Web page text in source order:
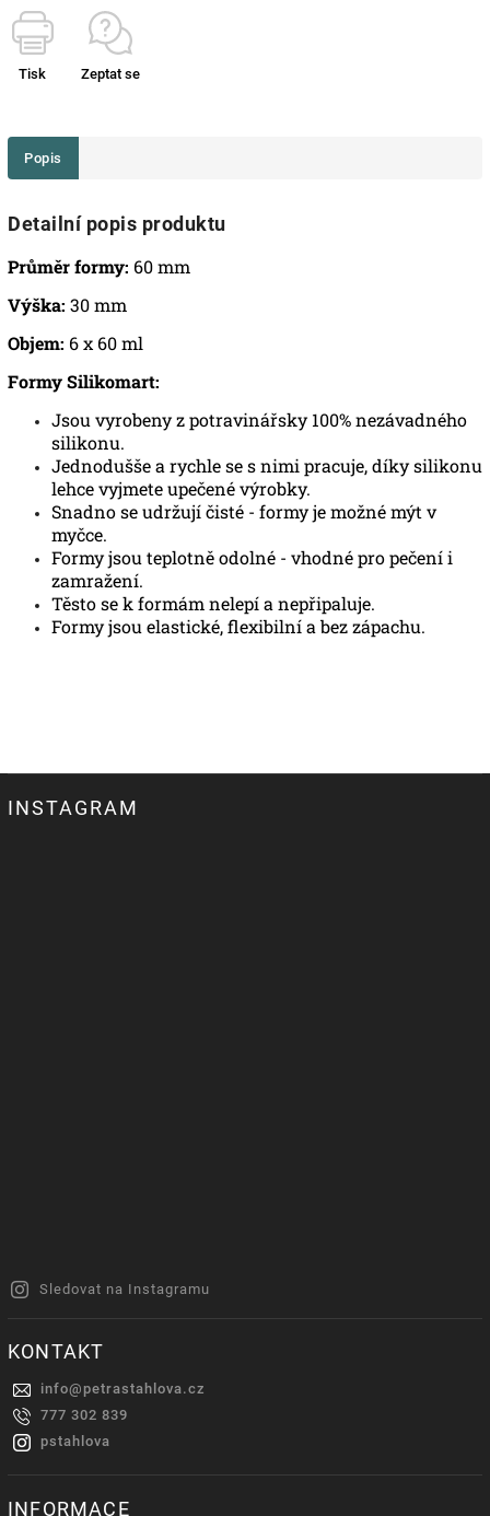
Tisk Zeptat se
Popis
Detailní popis produktu
Průměr formy: 60 mm
Výška: 30 mm
Objem: 6 x 60 ml
Formy Silikomart:
Jsou vyrobeny z potravinářsky 100% nezávadného
silikonu.
Jednodušše a rychle se s nimi pracuje, díky silikonu
lehce vyjmete upečené výrobky.
Snadno se udržují čisté - formy je možné mýt v
myčce.
Formy jsou teplotně odolné - vhodné pro pečení i
zamražení.
Těsto se k formám nelepí a nepřipaluje.
Formy jsou elastické, flexibilní a bez zápachu.
INSTAGRAM
Sledovat na Instagramu
KONTAKT
info@petrastahlova.cz
777 302 839
pstahlova
INFORMACE